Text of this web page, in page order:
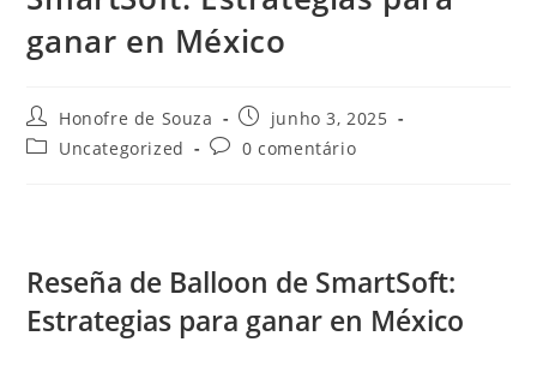
ganar en México
Honofre de Souza
junho 3, 2025
Uncategorized
0 comentário
Reseña de Balloon de SmartSoft:
Estrategias para ganar en México